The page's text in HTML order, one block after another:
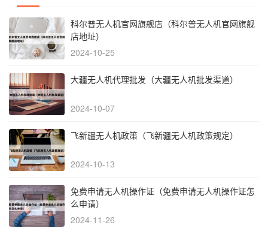
科尔普无人机官网旗舰店（科尔普无人机官网旗舰
店地址）
2024-10-25
大疆无人机代理批发（大疆无人机批发渠道）
2024-10-07
飞新疆无人机政策（飞新疆无人机政策规定）
2024-10-13
免费申请无人机操作证（免费申请无人机操作证怎
么申请）
2024-11-26